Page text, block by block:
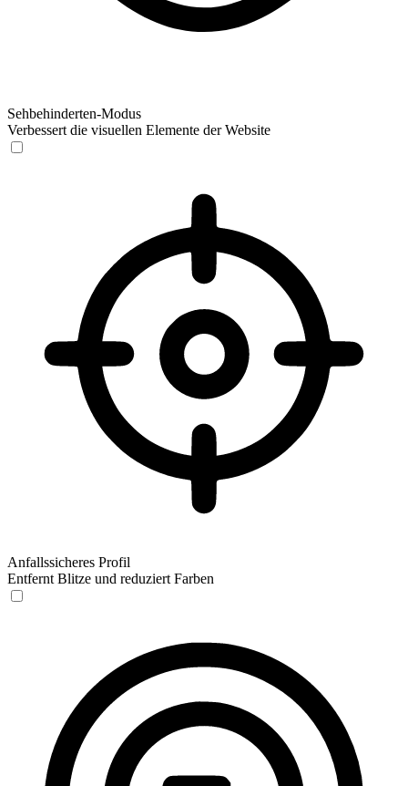
Sehbehinderten-Modus
Verbessert die visuellen Elemente der Website
Anfallssicheres Profil
Entfernt Blitze und reduziert Farben